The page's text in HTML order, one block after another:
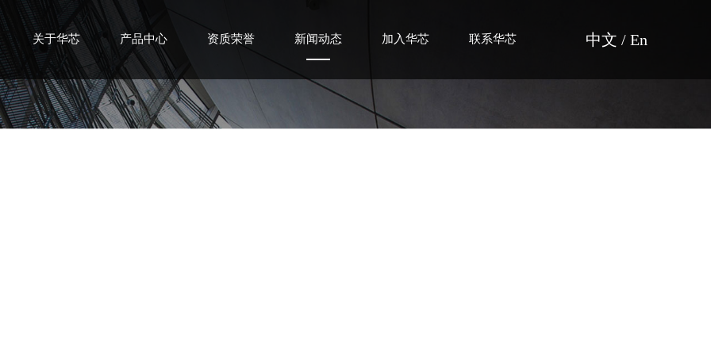
中文 / En
关于华芯 产品中心 资质荣誉 新闻动态 加入华芯 联系华芯